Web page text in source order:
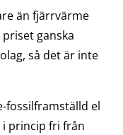
än fjärrvärme
ganska
så det är inte
fossilframställd el
i princip fri från